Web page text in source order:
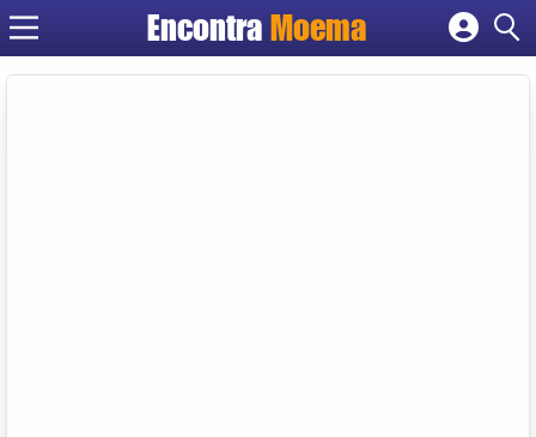
Encontra Moema